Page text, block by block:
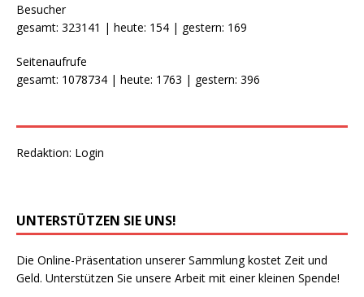
Besucher
gesamt: 323141 | heute: 154 | gestern: 169
Seitenaufrufe
gesamt: 1078734 | heute: 1763 | gestern: 396
Redaktion: Login
UNTERSTÜTZEN SIE UNS!
Die Online-Präsentation unserer Sammlung kostet Zeit und
Geld. Unterstützen Sie unsere Arbeit mit einer kleinen Spende!